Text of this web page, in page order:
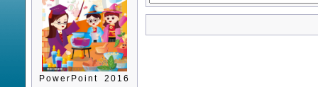
PowerPoint 2016